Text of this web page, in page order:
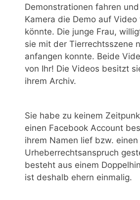
Demonstrationen fahren
Kamera die Demo auf
könnte. Die junge Frau,
sie mit der Tierrechtsszene
anfangen konnte. Beide
von Ihr! Die Videos besitzt
ihrem Archiv.
Sie habe zu keinem
einen Facebook Account
ihrem Namen lief bzw. einen
Urheberrechtsanspruch
besteht aus einem
ist deshalb ehern einmalig.